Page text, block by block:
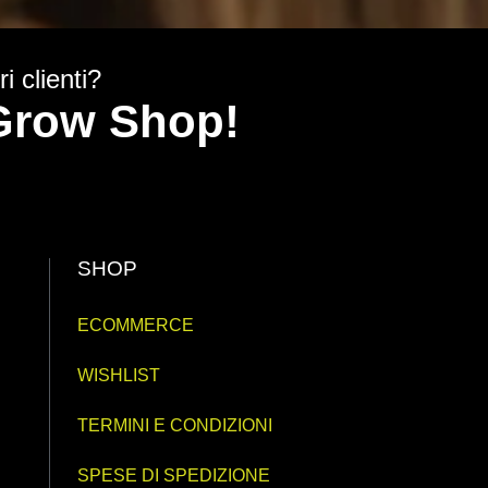
clienti?
Shop!
SHOP
ECOMMERCE
WISHLIST
TERMINI E CONDIZIONI
SPESE DI SPEDIZIONE